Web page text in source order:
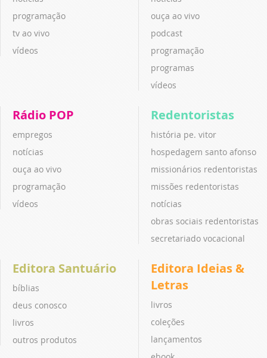
programação
tv ao vivo
vídeos
ouça ao vivo
podcast
programação
programas
vídeos
Rádio POP
empregos
notícias
ouça ao vivo
programação
vídeos
Redentoristas
história pe. vitor
hospedagem santo afonso
missionários redentoristas
missões redentoristas
notícias
obras sociais redentoristas
secretariado vocacional
Editora Santuário
bíblias
deus conosco
livros
outros produtos
Editora Ideias &
Letras
livros
coleções
lançamentos